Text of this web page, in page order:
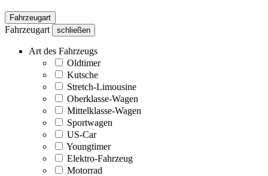
Fahrzeugart
Fahrzeugart schließen
Art des Fahrzeugs
Oldtimer
Kutsche
Stretch-Limousine
Oberklasse-Wagen
Mittelklasse-Wagen
Sportwagen
US-Car
Youngtimer
Elektro-Fahrzeug
Motorrad